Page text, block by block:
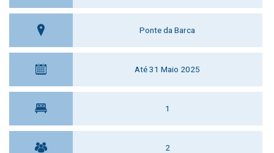
Ponte da Barca
Até 31 Maio 2025
1
2